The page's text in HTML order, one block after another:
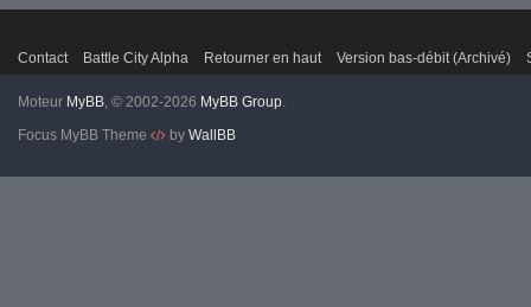
Contact Battle City Alpha Retourner en haut Version bas-débit (Archivé)
Moteur MyBB, © 2002-2026 MyBB Group.
Focus MyBB Theme
by WallBB